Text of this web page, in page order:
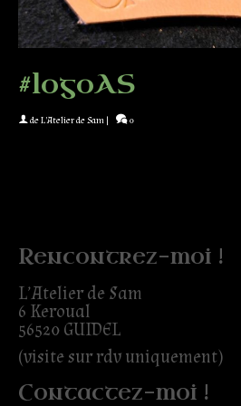
#logoAS
deL'Atelier de Sam | 0
Rencontrez-moi !
L’Atelier de Sam
6 Keroual
56520 GUIDEL
(visite sur rdv uniquement)
Contactez-moi !